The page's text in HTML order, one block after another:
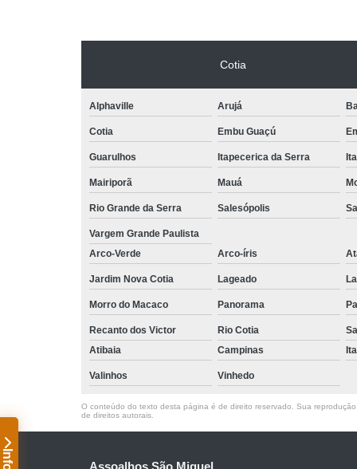
Cotia
Alphaville Arujá
Cotia Embu Guaçú
Guarulhos Itapecerica da Serra
Mairiporã Mauá
Rio Grande da Serra Salesópolis
Vargem Grande Paulista
Arco-Verde
Arco-íris
Jardim Nova Cotia Lageado
Morro do Macaco Panorama
Recanto dos Victor Rio Cotia
Atibaia
Campinas
Valinhos Vinhedo
O conteúdo do texto desta página é de direito reservado. Sua
de direitos autorais
Assoalhos São Miguel